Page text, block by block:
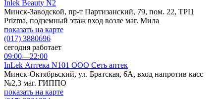
Inlek Beauty N2
Минск-Заводской, пр-т Партизанский, 79, пом. 22, ТРЦ
Prizma, подземный этаж вход возле маг. Мила
показать на карте
(017) 3880696
сегодня работает
09:00—22:00
InLek Аптека N101 ООО Сеть аптек
Минск-Октябрьский, ул. Братская, 6А, вход напротив касс
№2,3 маг. ГИППО
показать на карте